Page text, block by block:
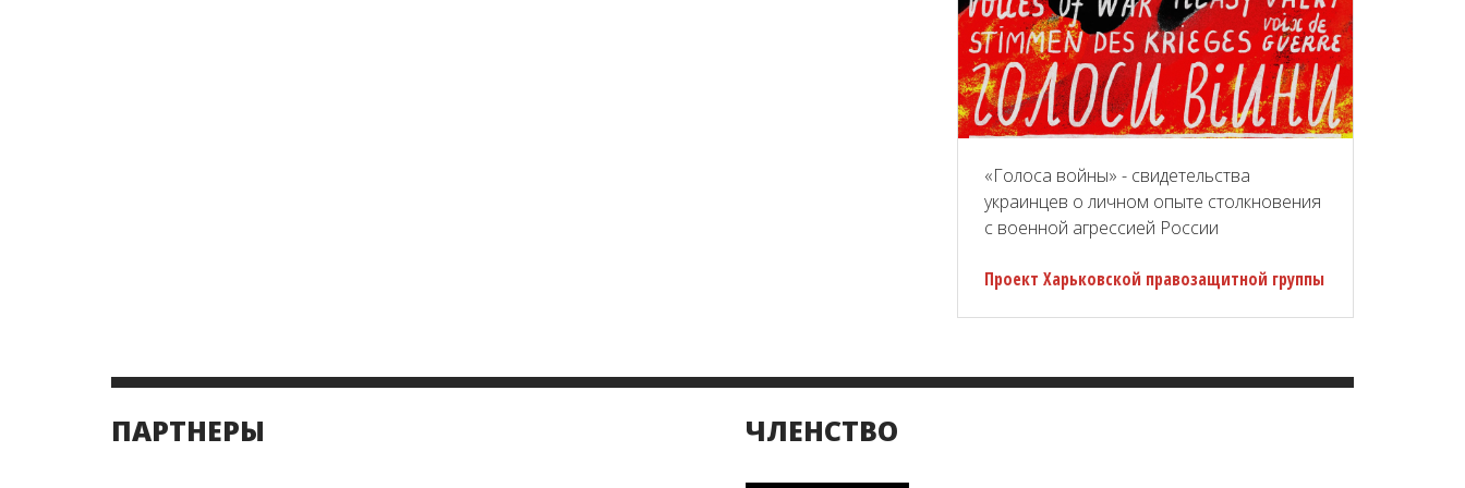
«Голоса войны» - свидетельства
украинцев о личном опыте столкновения
с военной агрессией России
Проект Харьковской правозащитной группы
ПАРТНЕРЫ ЧЛЕНСТВО